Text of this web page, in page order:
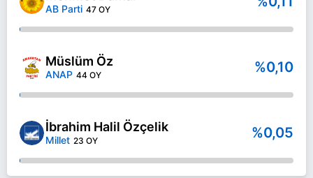
AB Parti 47 OY
Müslüm Öz
ANAP 44 OY %0,10
İbrahim Halil Özçelik
Millet 23 OY %0,05